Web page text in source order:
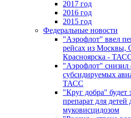
2017 год
2016 год
2015 год
Федеральные новости
"Аэрофлот" ввел
рейсах из Москвы,
Красноярска -
"Аэрофлот" снизил
субсидируемых
ТАСС
"Круг добра" будет
препарат для детей
муковисцидозом